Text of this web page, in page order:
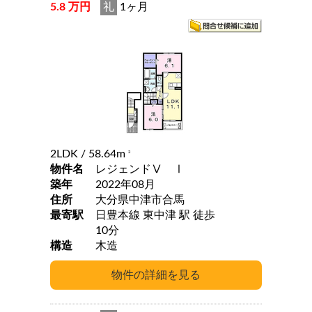
5.8 万円 礼 1ヶ月
2LDK / 58.64m 2
物件名
レジェンドⅤ Ⅰ
築年
2022年08月
住所
大分県中津市合馬
最寄駅
日豊本線 東中津 駅 徒歩
10分
構造
木造